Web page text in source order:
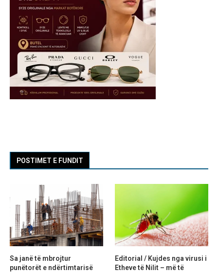
POSTIMET E FUNDIT
Sa janë të mbrojtur
punëtorët e ndërtimtarisë
Editorial / Kujdes nga virusi i
Etheve të Nilit – më të